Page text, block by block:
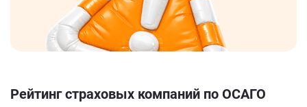
Рейтинг страховых компаний по ОСАГО